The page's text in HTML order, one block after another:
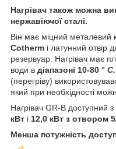
Нагрівач також можна
нержавіючої сталі.
Він має міцний металевий
Cotherm і латунний отвір
резервуар. Нагрівач має
води в діапазоні 10-80 ° С.
(перегріву)
який при необхідності
Нагрівач GR-B доступний з
кВт і 12,0 кВт з отвором
Менша потужність